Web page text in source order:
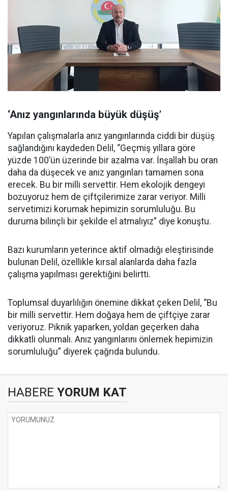
‘Anız yangınlarında büyük düşüş’
Yapılan çalışmalarla anız yangınlarında ciddi bir düşüş
sağlandığını kaydeden Delil, “Geçmiş yıllara göre
yüzde 100’ün üzerinde bir azalma var. İnşallah bu oran
daha da düşecek ve anız yangınları tamamen sona
erecek. Bu bir milli servettir. Hem ekolojik dengeyi
bozuyoruz hem de çiftçilerimize zarar veriyor. Milli
servetimizi korumak hepimizin sorumluluğu. Bu
duruma bilinçli bir şekilde el atmalıyız” diye konuştu.
Bazı kurumların yeterince aktif olmadığı eleştirisinde
bulunan Delil, özellikle kırsal alanlarda daha fazla
çalışma yapılması gerektiğini belirtti.
Toplumsal duyarlılığın önemine dikkat çeken Delil, “Bu
bir milli servettir. Hem doğaya hem de çiftçiye zarar
veriyoruz. Piknik yaparken, yoldan geçerken daha
dikkatli olunmalı. Anız yangınlarını önlemek hepimizin
sorumluluğu” diyerek çağrıda bulundu.
HABERE YORUM KAT